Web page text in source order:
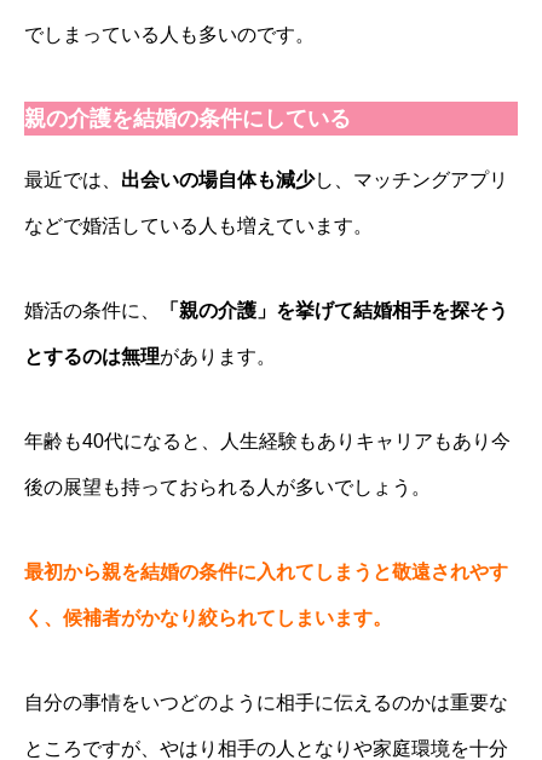
でしまっている人も多いのです。
親の介護を結婚の条件にしている
最近では、 出会いの場自体も減少し、マッチングアプリ
などで婚活している人も増えています。
婚活の条件に、 「親の介護」を挙げて結婚相手を探そう
とするのは無理があります。
年齢も40代になると、人生経験もありキャリアもあり今
後の展望も持っておられる人が多いでしょう。
最初から親を結婚の条件に入れてしまうと敬遠されやす
く、候補者がかなり絞られてしまいます。
自分の事情をいつどのように相手に伝えるのかは重要な
ところですが、やはり相手の人となりや家庭環境を十分